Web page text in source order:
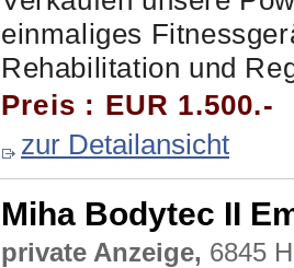
einmaliges
Rehabilitation und
Preis : EUR 1.500.-
zur Detailansicht
Miha Bodytec II
private Anzeige, 6845